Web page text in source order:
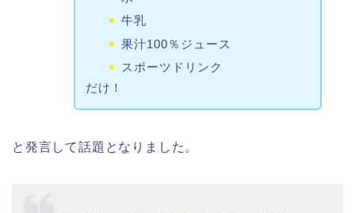
牛乳
果汁100％ジュース
スポーツドリンク
だけ！
と発言して話題となりました。